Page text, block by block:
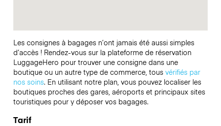
Les consignes à bagages n’ont jamais été aussi simples
d’accès ! Rendez-vous sur la plateforme de réservation
LuggageHero pour trouver une consigne dans une
boutique ou un autre type de commerce, tous vérifiés par
nos soins. En utilisant notre plan, vous pouvez localiser les
boutiques proches des gares, aéroports et principaux sites
touristiques pour y déposer vos bagages.
Tarif